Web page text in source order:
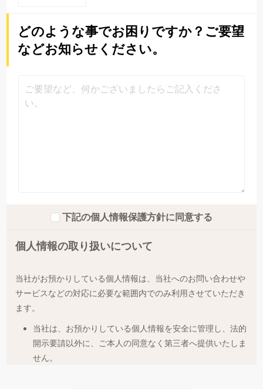
どのような事でお困りですか？ご要望
などお知らせください。
下記の個人情報保護方針に同意する
個人情報の取り扱いについて
当社がお預かりしている個人情報は、当社へのお問い合わせや
サービスなどの対応に必要な範囲内でのみ利用させていただき
ます。
当社は、お預かりしている個人情報を安全に管理し、法的
開示要請以外に、ご本人の同意なく第三者へ提供いたしま
せん。